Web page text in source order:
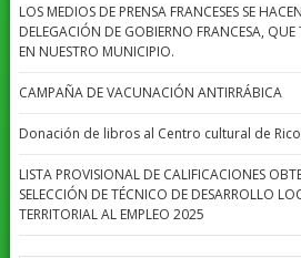
LOS MEDIOS DE PRENSA FRANCESES SE
DELEGACIÓN DE GOBIERNO FRANCESA, QUE
EN NUESTRO MUNICIPIO.
CAMPAÑA DE VACUNACIÓN ANTIRRÁBICA
Donación de libros al Centro cultural de
LISTA PROVISIONAL DE CALIFICACIONES
SELECCIÓN DE TÉCNICO DE DESARROLLO
TERRITORIAL AL EMPLEO 2025